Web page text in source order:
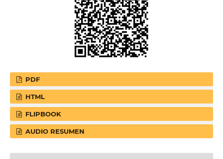
PDF
HTML
FLIPBOOK
AUDIO RESUMEN